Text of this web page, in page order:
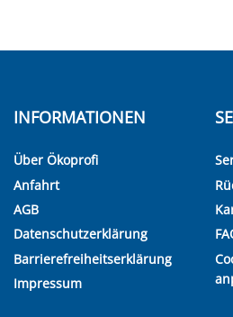
INFORMATIONEN
Über Ökoprofi
Anfahrt
AGB
Datenschutzerklärung
Barrierefreiheitserklärung
Impressum